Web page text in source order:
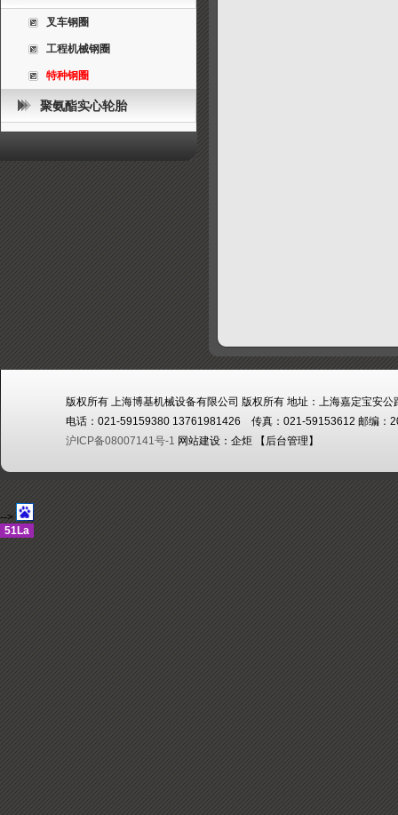
叉车钢圈
工程机械钢圈
特种钢圈
聚氨酯实心轮胎
版权所有 上海博基机械设备有限公司 版权所有 地址：上海嘉定宝安公
电话：021-59159380 13761981426 传真：021-59153612 邮编：
沪ICP备08007141号-1 网站建设： 企炬 【 后台管理 】
-->
51La